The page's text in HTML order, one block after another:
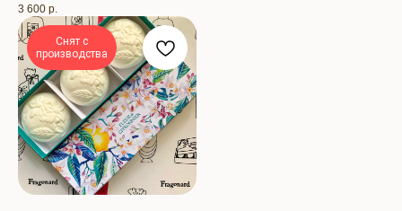
3 600 р.
Снят с
производства